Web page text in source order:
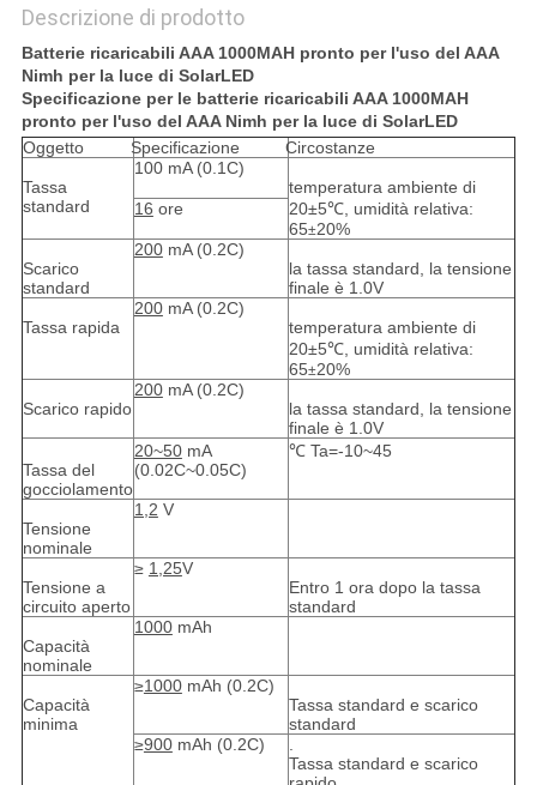
Descrizione di prodotto
Batterie ricaricabili AAA 1000MAH pronto per l'uso del AAA
Nimh per la luce di SolarLED
Specificazione per le batterie ricaricabili AAA 1000MAH
pronto per l'uso del AAA Nimh per la luce di SolarLED
Oggetto
Specificazione Circostanze
Tassa
standard
100 mA (0.1C)
temperatura ambiente di
20±5℃, umidità relativa:
65±20%
16 ore
Scarico
standard
200mA (0.2C)
la tassa standard, la tensione
finale è 1.0V
Tassa rapida
200mA (0.2C)
temperatura ambiente di
20±5℃, umidità relativa:
65±20%
Scarico rapido
200mA (0.2C)
la tassa standard, la tensione
finale è 1.0V
Tassa del
gocciolamento
20~50mA
(0.02C~0.05C)
℃ Ta=-10~45
Tensione
nominale
1,2 V
Tensione a
circuito aperto
≥ 1,25V
Entro 1 ora dopo la tassa
standard
Capacità
nominale
1000mAh
Capacità
minima
≥1000mAh (0.2C)
Tassa standard e scarico
standard
≥900mAh (0.2C)
.
Tassa standard e scarico